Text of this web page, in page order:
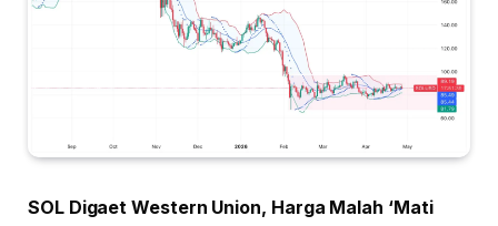
SOL Digaet Western Union, Harga Malah ‘Mati